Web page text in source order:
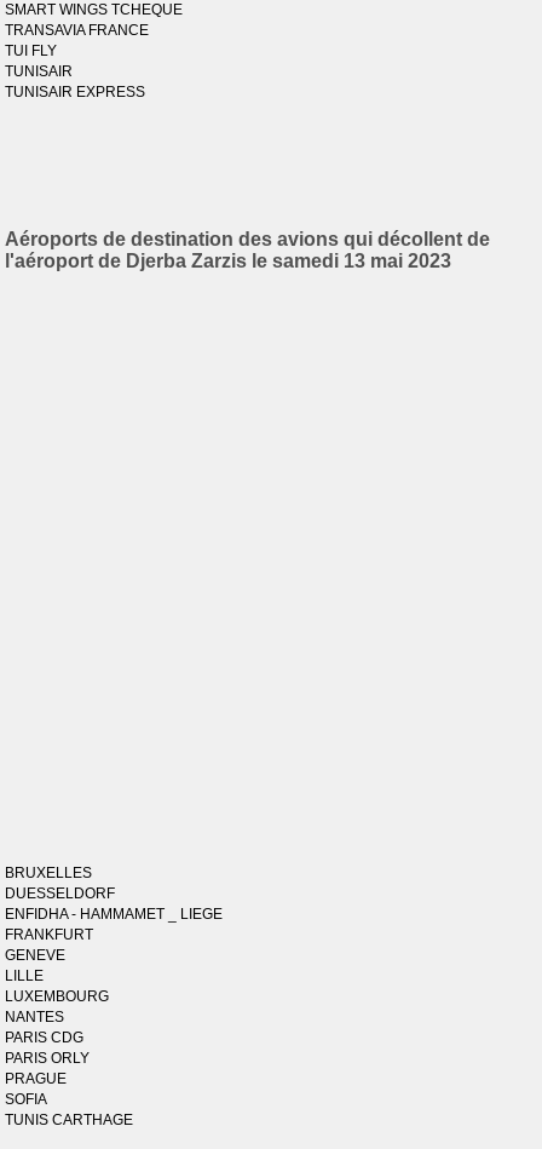
SMART WINGS TCHEQUE
TRANSAVIA FRANCE
TUI FLY
TUNISAIR
TUNISAIR EXPRESS
Aéroports de destination des avions qui décollent de
l'aéroport de Djerba Zarzis le samedi 13 mai 2023
BRUXELLES
DUESSELDORF
ENFIDHA - HAMMAMET _ LIEGE
FRANKFURT
GENEVE
LILLE
LUXEMBOURG
NANTES
PARIS CDG
PARIS ORLY
PRAGUE
SOFIA
TUNIS CARTHAGE